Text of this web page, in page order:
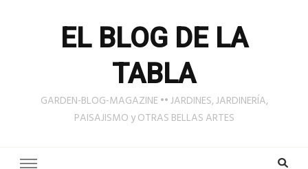
EL BLOG DE LA
TABLA
GARDEN-BLOG-MAGAZINE •• JARDINES, JARDINERÍA,
PAISAJISMO y OTRAS BELLAS ARTES